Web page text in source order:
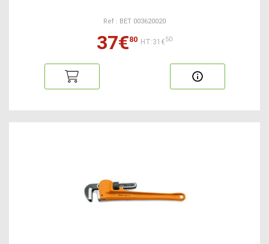
Ref : BET 003620020
37€80 HT:31€50